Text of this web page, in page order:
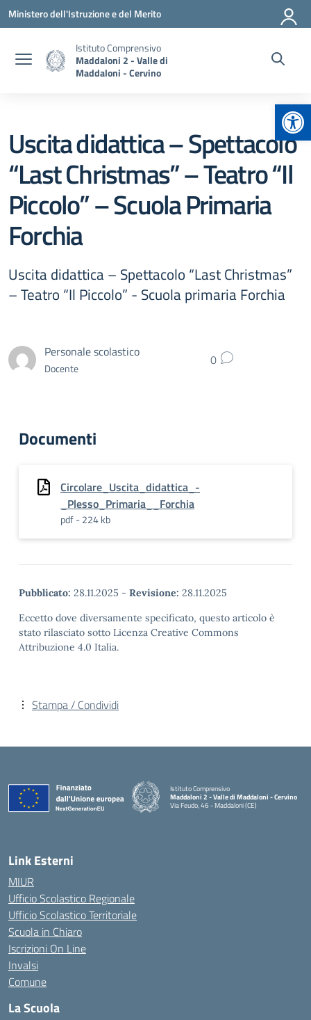
Vai ai contenuti
Vai al menu di navigazione
Vai al footer
Ministero dell'Istruzione e del Merito
Istituto Comprensivo
Maddaloni 2 - Valle di
Maddaloni - Cervino
Uscita didattica – Spettacolo
“Last Christmas” – Teatro “Il
Piccolo” – Scuola Primaria
Forchia
Uscita didattica – Spettacolo “Last Christmas”
– Teatro “Il Piccolo” - Scuola primaria Forchia
Personale scolastico
Docente 0
Documenti
Circolare_Uscita_didattica_-
_Plesso_Primaria__Forchia
pdf - 224 kb
Pubblicato: 28.11.2025 - Revisione: 28.11.2025
Eccetto dove diversamente specificato, questo articolo è
stato rilasciato sotto Licenza Creative Commons
Attribuzione 4.0 Italia.
Stampa / Condividi
Istituto Comprensivo
Maddaloni 2 - Valle di Maddaloni - Cervino
Via Feudo, 46 - Maddaloni (CE)
Link Esterni
MIUR
Ufficio Scolastico Regionale
Ufficio Scolastico Territoriale
Scuola in Chiaro
Iscrizioni On Line
Invalsi
Comune
La Scuola